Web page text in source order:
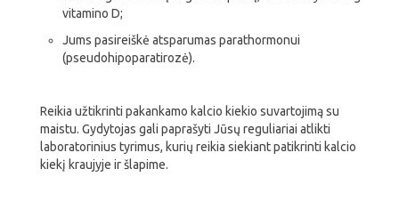
vitamino D;
Jums pasireiškė atsparumas parathormonui
(pseudohipoparatirozė).
Reikia užtikrinti pakankamo kalcio kiekio suvartojimą su
maistu. Gydytojas gali paprašyti Jūsų reguliariai atlikti
laboratorinius tyrimus, kurių reikia siekiant patikrinti kalcio
kiekį kraujyje ir šlapime.